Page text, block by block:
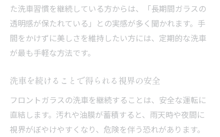
た洗車習慣を継続している方からは、「長期間ガラスの
透明感が保たれている」との実感が多く聞かれます。手
間をかけずに美しさを維持したい方には、定期的な洗車
が最も手軽な方法です。
洗車を続けることで得られる視界の安全
フロントガラスの洗車を継続することは、安全な運転に
直結します。汚れや油膜が蓄積すると、雨天時や夜間に
視界がぼやけやすくなり、危険を伴う恐れがあります。